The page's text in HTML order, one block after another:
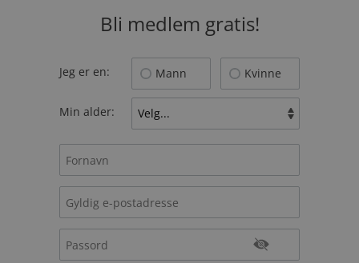
Bli medlem gratis!
Jeg er en: Mann Kvinne
Min alder: